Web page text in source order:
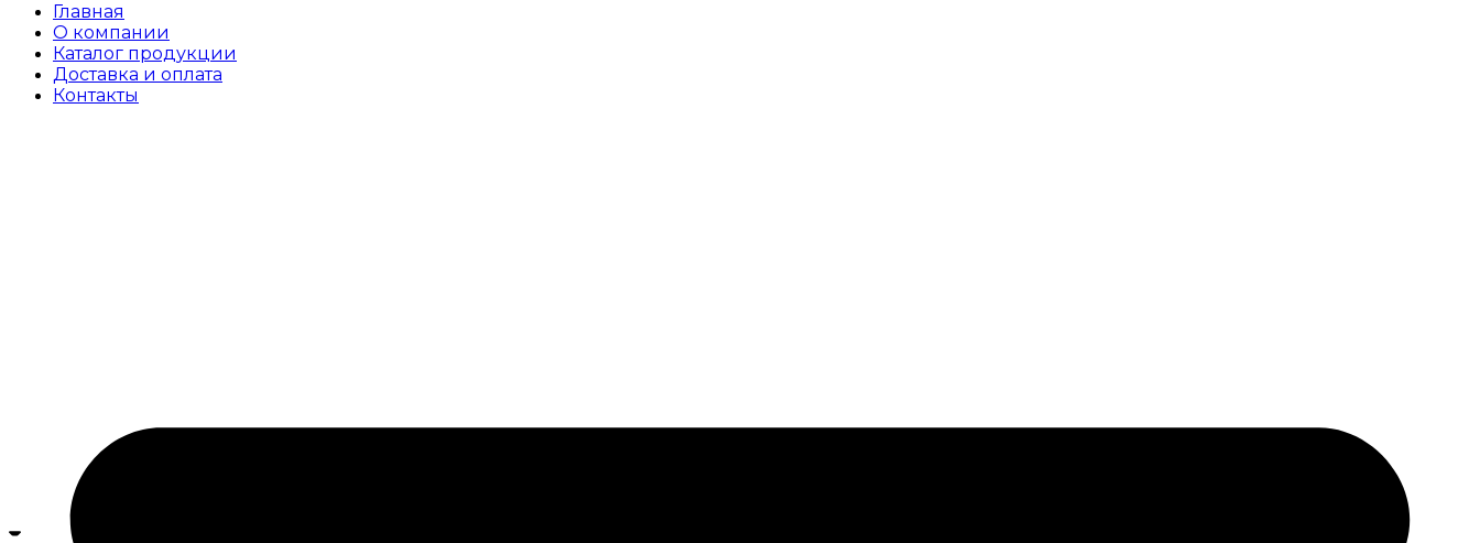
Главная
О компании
Каталог продукции
Доставка и оплата
Контакты